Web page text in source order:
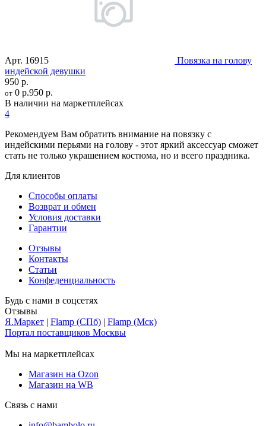
Арт. 16915
Повязка на голову
индейской девушки
950 р.
от 0 р.950 р.
В наличии на маркетплейсах
4
Рекомендуем Вам обратить внимание на повязку с
индейскими перьями на голову - этот яркий аксессуар сможет
стать не только украшением костюма, но и всего праздника.
Для клиентов
Способы оплаты
Возврат и обмен
Условия доставки
Гарантии
Отзывы
Контакты
Статьи
Конфеденциальность
Будь с нами в соцсетях
Отзывы
Я.Маркет | Flamp (СПб) | Flamp (Мск)
Портал поставщиков Москвы
Мы на маркетплейсах
Магазин на Ozon
Магазин на WB
Связь с нами